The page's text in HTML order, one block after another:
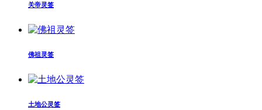
关帝灵签
佛祖灵签
土地公灵签